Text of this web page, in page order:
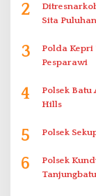
2
Sita
3
Polda Kepri
Pesparawi
4
Polsek Batu
Hills
5 Polsek
6
Polsek